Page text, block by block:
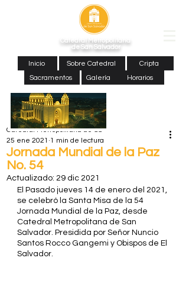
Catedral Metropolitana
de San Salvador
Inicio Sobre Catedral
Cripta
Sacramentos
Galería Horarios
Jornada Mundial de la Paz
No. 54
Catedral Metropolitana de SS
25 ene 2021 1 min de lectura
Actualizado: 29 dic 2021
El Pasado jueves 14 de enero del 2021,
se celebró la Santa Misa de la 54
Jornada Mundial de la Paz, desde
Catedral Metropolitana de San
Salvador. Presidida por Señor Nuncio
Santos Rocco Gangemi y Obispos de El
Salvador.